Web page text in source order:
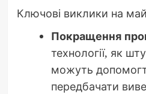
Ключові виклики на
Покращення
технології, як
можуть
передбачати